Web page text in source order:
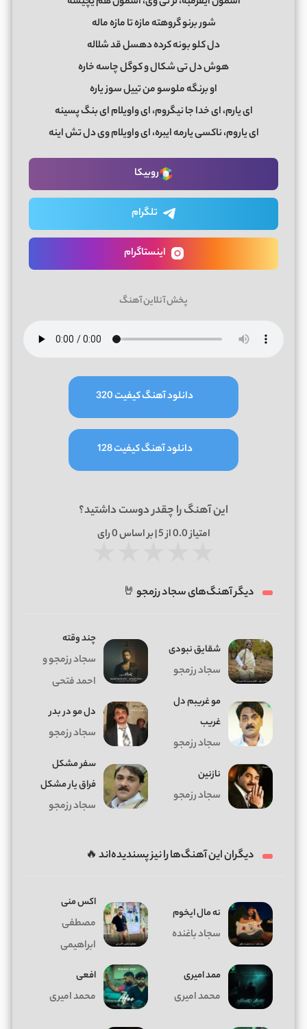
شور برنو گروهته مازه تا مازه ماله
دل کلو بونه کرده دهسل قد شلاله
هوش دل تی شکال و کوگل چاسه خاره
او برنگه ملوسو من تییل سوز یاره
ای یارم، ای خدا جا نیگروم، ای واویلام ای بنگ پسینه
ای یاروم، ناکسی یارمه ایبره، ای واویلام وی دل تش اینه
روبیکا
تلگرام
اینستاگرام
پخش آنلاین آهنگ
دانلود آهنگ کیفیت 320
دانلود آهنگ کیفیت 128
این آهنگ را چقدر دوست داشتید؟
امتیاز0.0از 5 | بر اساس 0رای
دیگر آهنگ‌های سجاد رزمجو 🤘
ﺷﻘﺎﻳﻖ ﻧﺒﻮدی
سجاد رزمجو
چند وقته
سجاد رزمجو و
احمد فتحی
مو غریبم دل
غریب
سجاد رزمجو
دل مو در بدر
سجاد رزمجو
نازنین
سجاد رزمجو
سفر مشکل
فراق یار مشکل
سجاد رزمجو
دیگران این آهنگ‌ها را نیز پسندیده‌اند 🔥
ﻧﻪ ﻣﺎل اﻳﺨﻮم
سجاد باغنده
اکس منی
مصطفی
ابراهیمی
ممد امیری
محمد امیری
افعی
محمد امیری